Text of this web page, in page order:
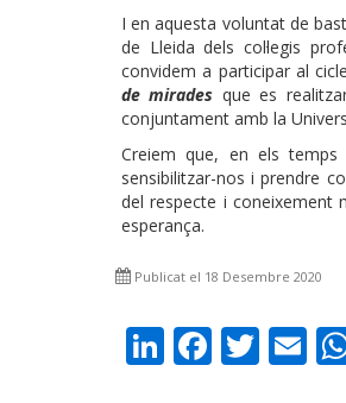
I en aquesta voluntat de
de Lleida dels col·legis
convidem a participar al
de mirades que es
conjuntament amb la
Creiem que, en els
sensibilitzar-nos i prendre
del respecte i coneixement
esperança.
Publicat el 18 Desembre 2020
LinkedIn